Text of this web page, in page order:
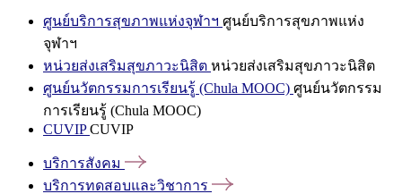
ศูนย์บริการสุขภาพแห่งจุฬาฯ ศูนย์บริการสุขภาพแห่ง
จุฬาฯ
หน่วยส่งเสริมสุขภาวะนิสิต หน่วยส่งเสริมสุขภาวะนิสิต
ศูนย์นวัตกรรมการเรียนรู้ (Chula MOOC) ศูนย์นวัตกรรม
การเรียนรู้ (Chula MOOC)
CUVIPCUVIP
บริการสังคม
บริการทดสอบและวิชาการ